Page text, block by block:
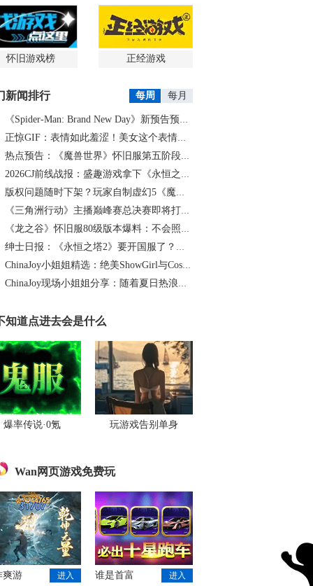
怀旧游戏榜 正经游戏
新闻排行 每周 每月
《Spider-Man: Brand New Day》新预告预计明日发布，另有一张新剧照公开
正惊GIF：表情如此羞涩！美女这个表情太好看，直接让人遐想连篇
热点预告：《魔兽世界》怀旧服第五阶段开启！《三角洲行动》开启全新宝藏月摸大红！
2026CJ前线战报：盛趣游戏拿下《永恒之塔2》国服代理
版权问题随时下架？玩家自制虚幻5《魔兽世界》8月15日上线
《三角洲行动》主播巅峰赛总决赛即将打响！8月2日，群星汇聚，新王加冕！
《龙之谷》怀旧服80级版本爆料：不会照搬正式服，这次要玩点不一样的
绅士日报：《永恒之塔2》要开国服了？游戏中的涩涩时装抢先看
ChinaJoy小姐姐精选：绝美ShowGirl与Coser大赏！（5）
ChinaJoy现场小姐姐分享：随着夏日热浪的滚滚而来（1）
知道点进去会是什么
爆率传说·0氪 玩游戏告别单身
Wan网页游戏免费玩
爽游 进入 谁是首富 进入